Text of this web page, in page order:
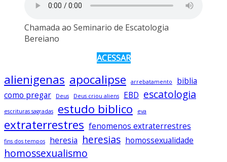
Chamada ao Seminario de Escatologia
Bereiano
ACESSAR
alienigenas apocalipse arrebatamento
biblia
como pregar
Deus Deus criou aliens EBD escatologia
escrituras sagradas estudo biblico eva
extraterrestres fenomenos extraterrestres
fins dos tempos heresia heresias homossexualidade
homossexualismo